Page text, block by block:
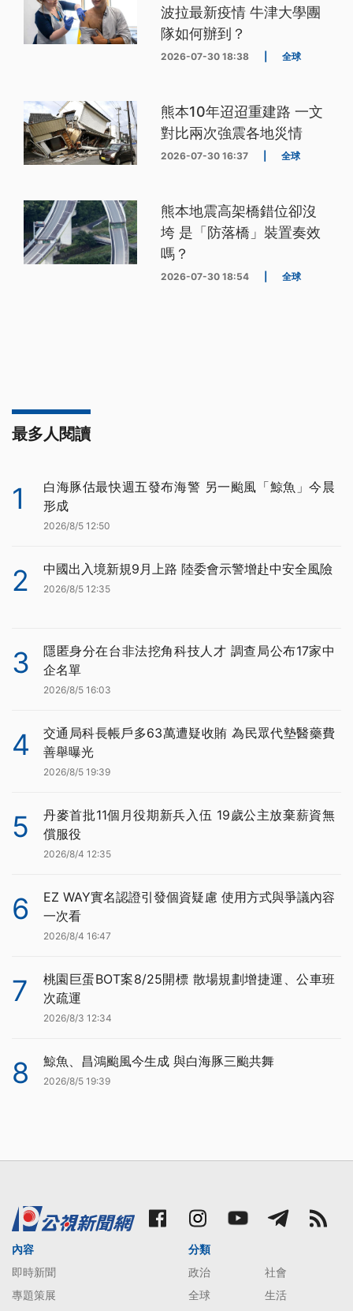
波拉最新疫情 牛津大學團
隊如何辦到？
2026-07-30 18:38 全球
熊本10年迢迢重建路 一文
對比兩次強震各地災情
2026-07-30 16:37 全球
熊本地震高架橋錯位卻沒
垮 是「防落橋」裝置奏效
嗎？
2026-07-30 18:54 全球
最多人閱讀
1
白海豚估最快週五發布海警 另一颱風「鯨魚」今晨
形成
2026/8/5 12:50
2 中國出入境新規9月上路 陸委會示警增赴中安全風險
2026/8/5 12:35
3
隱匿身分在台非法挖角科技人才 調查局公布17家中
企名單
2026/8/5 16:03
4
交通局科長帳戶多63萬遭疑收賄 為民眾代墊醫藥費
善舉曝光
2026/8/5 19:39
5
丹麥首批11個月役期新兵入伍 19歲公主放棄薪資無
償服役
2026/8/4 12:35
6
EZ WAY實名認證引發個資疑慮 使用方式與爭議內容
一次看
2026/8/4 16:47
7
桃園巨蛋BOT案8/25開標 散場規劃增捷運、公車班
次疏運
2026/8/3 12:34
8 鯨魚、昌鴻颱風今生成 與白海豚三颱共舞
2026/8/5 19:39
內容
即時新聞
專題策展
分類
政治
社會
全球
生活